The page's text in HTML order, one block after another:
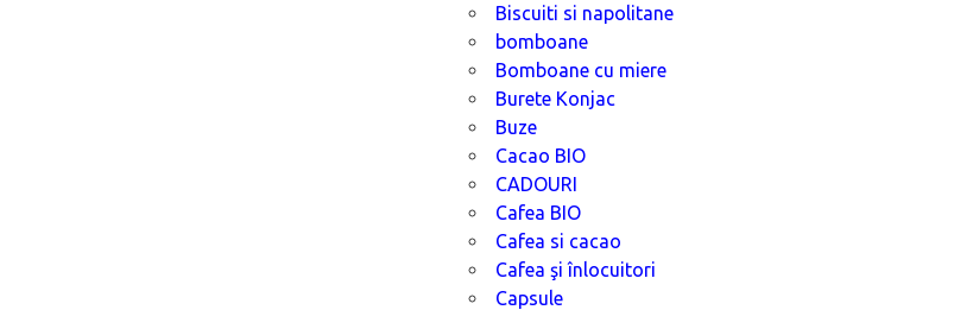
Biscuiti si napolitane
bomboane
Bomboane cu miere
Burete Konjac
Buze
Cacao BIO
CADOURI
Cafea BIO
Cafea si cacao
Cafea şi înlocuitori
Capsule